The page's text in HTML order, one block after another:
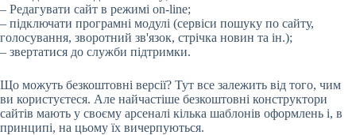
– Редагувати сайт в режимі on-line;
– підключати програмні модулі (сервіси пошуку по сайту,
голосування, зворотний зв'язок, стрічка новин та ін.);
– звертатися до служби підтримки.
Що можуть безкоштовні версії? Тут все залежить від того, чим
ви користуєтеся. Але найчастіше безкоштовні конструктори
сайтів мають у своєму арсеналі кілька шаблонів оформлень і, в
принципі, на цьому їх вичерпуються.